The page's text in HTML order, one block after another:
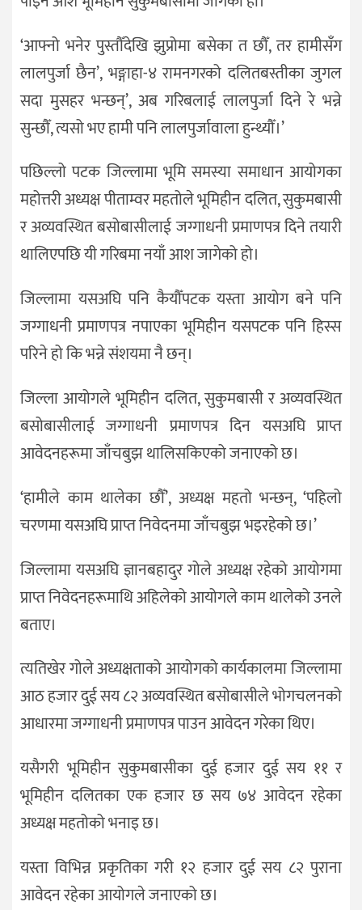
‘आफ्नो भनेर पुस्तौँदेखि झुप्रोमा बसेका त छौँ, तर हामीसँग
लालपुर्जा छैन’, भङ्गाहा-४ रामनगरको दलितबस्तीका जुगल
सदा मुसहर भन्छन्’, अब गरिबलाई लालपुर्जा दिने रे भन्ने
सुन्छौँ, त्यसो भए हामी पनि लालपुर्जावाला हुन्थ्यौँ।’
पछिल्लो पटक जिल्लामा भूमि समस्या समाधान आयोगका
महोत्तरी अध्यक्ष पीताम्वर महतोले भूमिहीन दलित, सुकुमबासी
र अव्यवस्थित बसोबासीलाई जग्गाधनी प्रमाणपत्र दिने तयारी
थालिएपछि यी गरिबमा नयाँ आश जागेको हो।
जिल्लामा यसअघि पनि कैयौँपटक यस्ता आयोग बने पनि
जग्गाधनी प्रमाणपत्र नपाएका भूमिहीन यसपटक पनि हिस्स
परिने हो कि भन्ने संशयमा नै छन्।
जिल्ला आयोगले भूमिहीन दलित, सुकुमबासी र अव्यवस्थित
बसोबासीलाई जग्गाधनी प्रमाणपत्र दिन यसअघि प्राप्त
आवेदनहरूमा जाँचबुझ थालिसकिएको जनाएको छ।
‘हामीले काम थालेका छौँ’, अध्यक्ष महतो भन्छन्, ‘पहिलो
चरणमा यसअघि प्राप्त निवेदनमा जाँचबुझ भइरहेको छ।’
जिल्लामा यसअघि ज्ञानबहादुर गोले अध्यक्ष रहेको आयोगमा
प्राप्त निवेदनहरूमाथि अहिलेको आयोगले काम थालेको उनले
बताए।
त्यतिखेर गोले अध्यक्षताको आयोगको कार्यकालमा जिल्लामा
आठ हजार दुई सय ८२ अव्यवस्थित बसोबासीले भोगचलनको
आधारमा जग्गाधनी प्रमाणपत्र पाउन आवेदन गरेका थिए।
यसैगरी भूमिहीन सुकुमबासीका दुई हजार दुई सय ११ र
भूमिहीन दलितका एक हजार छ सय ७४ आवेदन रहेका
अध्यक्ष महतोको भनाइ छ।
यस्ता विभिन्न प्रकृतिका गरी १२ हजार दुई सय ८२ पुराना
आवेदन रहेका आयोगले जनाएको छ।